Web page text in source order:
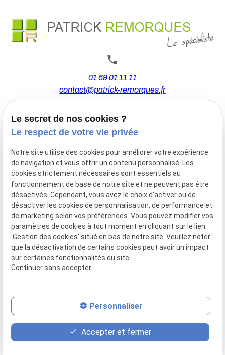
01 69 01 11 11
contact@patrick-remorques.fr
44 Avenue de la Division Leclerc
91160 BALLAINVILLIERS
Du Mardi au Samedi
De 9h00 à 12h30 et de 13h30 à 18h00
Le Lundi sur rendez-vous.
Mentions
légales
Politique de
confidentialité
Gestion
des
cookies
Plan du
site
Siret :77556328100028
place
Plan d'accès
contact_page
Contact
phone
01 69 01 11 11
Le secret de nos cookies ?
Le respect de votre vie privée
Notre site utilise des cookies pour améliorer votre expérience
de navigation et vous offrir un contenu personnalisé. Les
cookies strictement nécessaires sont essentiels au
fonctionnement de base de notre site et ne peuvent pas être
désactivés. Cependant, vous avez le choix d'activer ou de
désactiver les cookies de personnalisation, de performance et
de marketing selon vos préférences. Vous pouvez modifier vos
paramètres de cookies à tout moment en cliquant sur le lien
'Gestion des cookies' situé en bas de notre site. Veuillez noter
que la désactivation de certains cookies peut avoir un impact
sur certaines fonctionnalités du site.
Continuer sans accepter
Personnaliser
Accepter et fermer